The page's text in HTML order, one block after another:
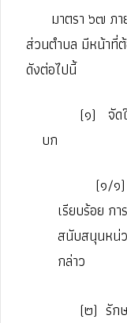
มาตรา ๖๗ ภ
ส่วนตําบล มีหน้าที่
ดังต่อไปนี้
(๑) จัด
บก
(๑/๑)
เรียบร้อย ก
สนับสนุนหน่
กล่าว
(๒) รัก